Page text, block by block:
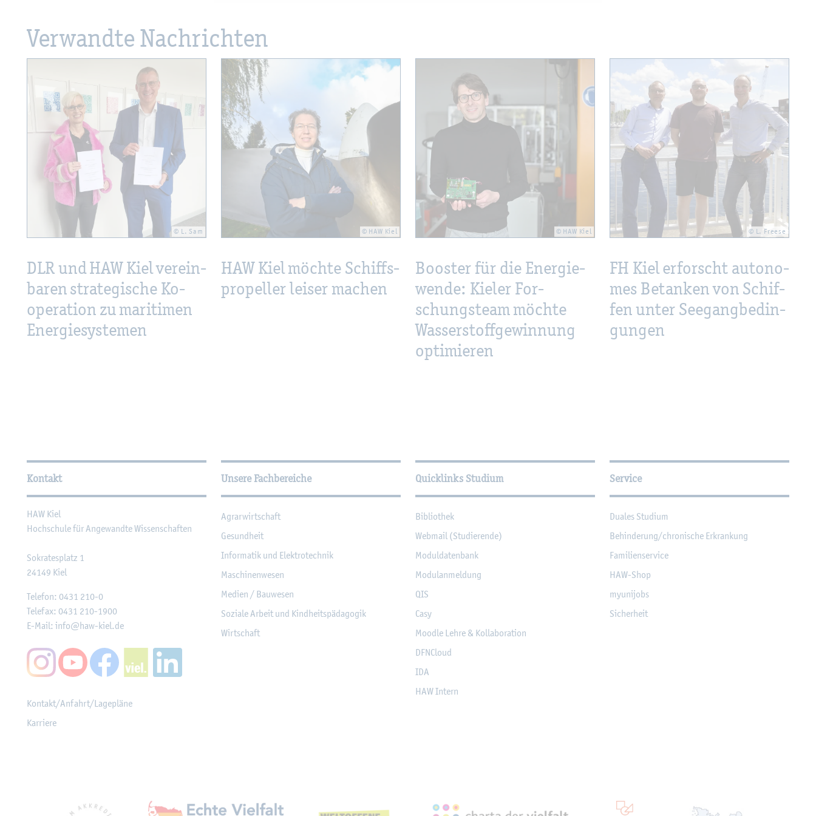
Ver­wand­te Nach­rich­ten
© L. Sam
DLR und HAW Kiel ver­ein­
ba­ren stra­te­gi­sche Ko­
ope­ra­ti­on zu ma­ri­ti­men
En­er­gie­sys­te­men
© HAW Kiel
HAW Kiel möch­te Schiffs­
pro­pel­ler lei­ser ma­chen
© HAW Kiel
Boos­ter für die En­er­gie­
wen­de: Kie­ler For­
schungs­team möch­te
Was­ser­stoff­ge­win­nung
op­ti­mie­ren
© L. Free­se
FH Kiel er­forscht au­to­no­
mes Be­tan­ken von Schif­
fen unter See­gang­be­din­
gun­gen
Wei­ter­füh­ren­de In­for­ma­tio­nen
Kontakt
HAW Kiel
Hoch­schu­le für An­ge­wand­te Wis­sen­schaf­ten
So­kra­tes­platz 1
24149 Kiel
Te­le­fon: 0431 210-0
Te­le­fax: 0431 210-1900
E-Mail: info@​haw-​kiel.​de
Kon­takt/An­fahrt/La­ge­plä­ne
Kar­rie­re
Unsere Fachbereiche
Agrar­wirt­schaft
Ge­sund­heit
In­for­ma­tik und Elek­tro­tech­nik
Ma­schi­nen­we­sen
Me­di­en / Bau­we­sen
So­zia­le Ar­beit und Kind­heits­päd­ago­gik
Wirt­schaft
Quicklinks Studium
Bi­blio­thek
Web­mail (Stu­die­ren­de)
Mo­dul­da­ten­bank
Mo­du­l­an­mel­dung
QIS
Casy
Mood­le Lehre & Kol­la­bo­ra­ti­on
DF­NCloud
IDA
HAW In­tern
Service
Dua­les Stu­di­um
Be­hin­de­rung/chro­ni­sche Er­kran­kung
Fa­mi­li­en­ser­vice
HAW-Shop
myu­ni­jobs
Si­cher­heit
Mit­glied­schaf­ten, Aus­zeich­nun­gen, Part­ner­schaf­ten